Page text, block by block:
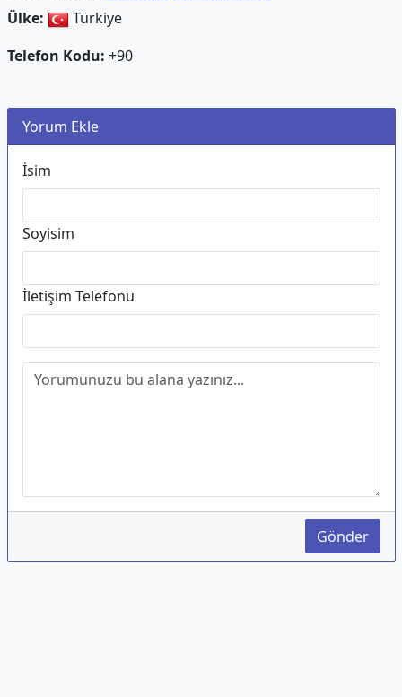
Ülke:
Türkiye
Telefon Kodu: +90
Yorum Ekle
İsim
Soyisim
İletişim Telefonu
Gönder